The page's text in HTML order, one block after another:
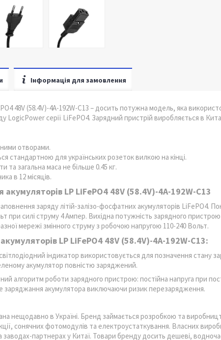
Інформація для замовлення
48V (58.4V)-4A-192W-C13 – досить потужна модель, яка
LogicPower серії LiFePO4. Зарядний пристрій виробляється в
отворами.
стандартною для українських розеток вилкою на кінці.
та загальна маса не більше 0.45 кг.
в 12 місяців.
LP LiFePO4 48V (58.4V)-4A-192W-C13
заряду літій-залізо-фосфатних акумуляторів LiFePO4.
при силі струму 4 Ампер. Вихідна потужність зарядного
мережі змінного струму з робочою напругою 110-240 Вольт.
LP LiFePO4 48V (58.4V)-4A-192W-C13:
індикатор використовується для позначення стану
акумулятор повністю заряджений.
алгоритм роботи зарядного пристрою: постійна напруга при
заряджання акумулятора виключаючи ризик перезарядження.
нещодавно в Україні. Бренд займається розробкою та
сонячних фотомодулів та електроустаткування. Власних
заводах-партнерах у Китаї. Товари бренду досить дешеві,